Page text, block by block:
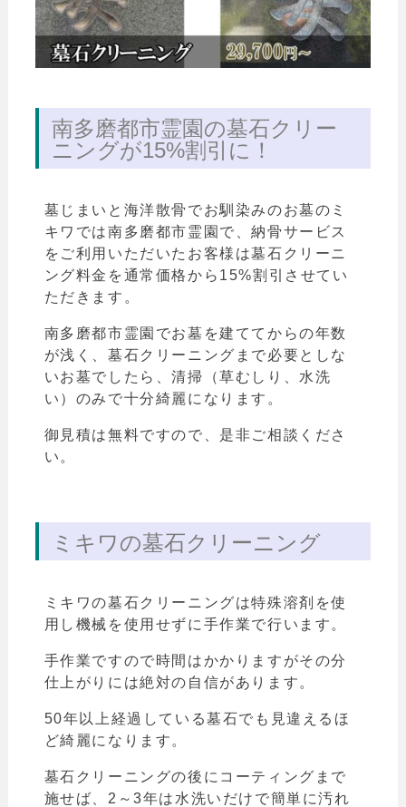
南多磨都市霊園の墓石クリー
ニングが15%割引に！
墓じまいと海洋散骨でお馴染みのお墓のミ
キワでは南多磨都市霊園で、納骨サービス
をご利用いただいたお客様は墓石クリーニ
ング料金を通常価格から15%割引させてい
ただきます。
南多磨都市霊園でお墓を建ててからの年数
が浅く、墓石クリーニングまで必要としな
いお墓でしたら、清掃（草むしり、水洗
い）のみで十分綺麗になります。
御見積は無料ですので、是非ご相談くださ
い。
ミキワの墓石クリーニング
ミキワの墓石クリーニングは特殊溶剤を使
用し機械を使用せずに手作業で行います。
手作業ですので時間はかかりますがその分
仕上がりには絶対の自信があります。
50年以上経過している墓石でも見違えるほ
ど綺麗になります。
墓石クリーニングの後にコーティングまで
施せば、2～3年は水洗いだけで簡単に汚れ